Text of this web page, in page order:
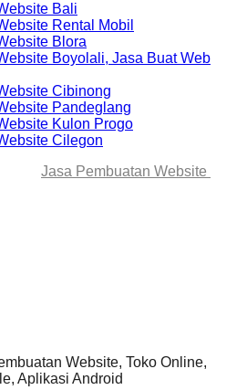
Bali
Rental Mobil
Blora
Boyolali, Jasa Buat Web
Cibinong
Pandeglang
Kulon Progo
Cilegon
Jasa Pembuatan Website
Website, Toko Online,
Aplikasi Android